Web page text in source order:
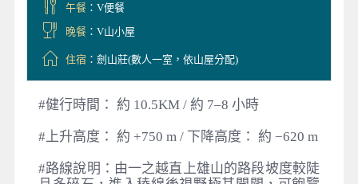
午餐：V便餐
晚餐：V山小屋
住宿：劍山莊(數人一室，依山屋分配)
#健行時間： 約 10.5KM / 約 7–8 小時
#上升高度： 約 +750 m / 下降高度： 約 −620 m
#路線說明：由一之越直上雄山的路段坡度較陡